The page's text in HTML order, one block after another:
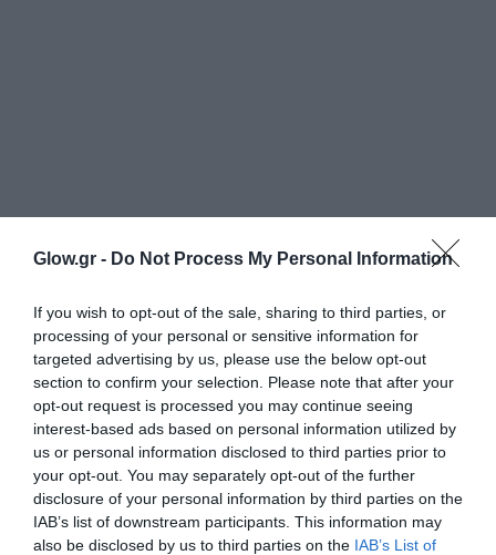
Glow.gr - Do Not Process My Personal Information
If you wish to opt-out of the sale, sharing to third parties, or
processing of your personal or sensitive information for
targeted advertising by us, please use the below opt-out
section to confirm your selection. Please note that after your
opt-out request is processed you may continue seeing
interest-based ads based on personal information utilized by
us or personal information disclosed to third parties prior to
your opt-out. You may separately opt-out of the further
disclosure of your personal information by third parties on the
IAB’s list of downstream participants. This information may
also be disclosed by us to third parties on the IAB’s List of